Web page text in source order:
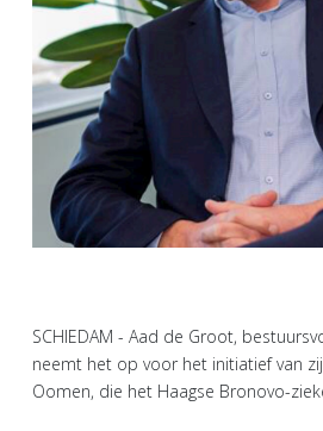
SCHIEDAM - Aad de Groot,
neemt het op voor het initiatief van
Oomen, die het Haagse Bronovo-